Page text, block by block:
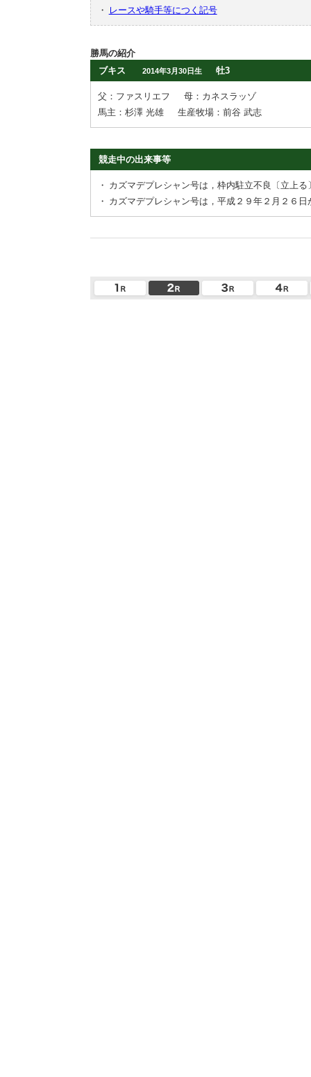
・
レースや騎手等につく記号
勝馬の紹介
ブキス
2014年3月30日生 牡3
父：ファスリエフ
母：カネスラッゾ
馬主：杉澤 光雄
生産牧場：前谷 武志
競走中の出来事等
・ カズマデプレシャン号は，枠内駐立不良〔立上
・ カズマデプレシャン号は，平成２９年２月２６